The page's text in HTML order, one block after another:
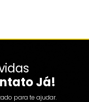
Já!
para te ajudar.